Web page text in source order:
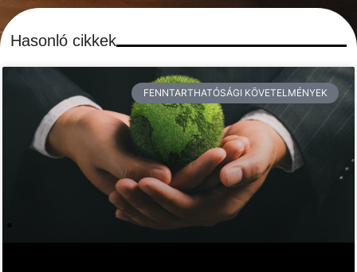
Hasonló cikkek
FENNTARTHATÓSÁGI KÖVETELMÉNYEK